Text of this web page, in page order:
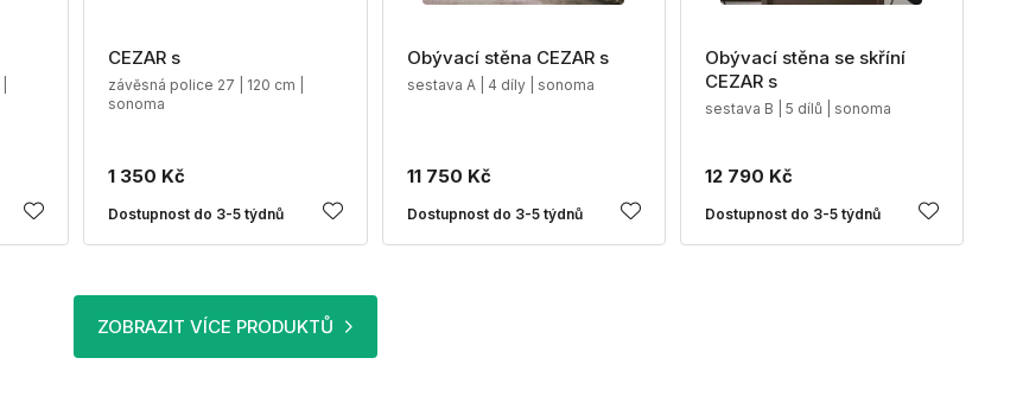
CEZAR s
závěsná police 27 | 120 cm |
sonoma
1 350 Kč
Dostupnost do 3-5 týdnů
Obývací stěna CEZAR s
sestava A | 4 díly | sonoma
11 750 Kč
Dostupnost do 3-5 týdnů
Obývací stěna se skříní
CEZAR s
sestava B | 5 dílů | sonoma
12 790 Kč
Dostupnost do 3-5 týdnů
ZOBRAZIT VÍCE PRODUKTŮ